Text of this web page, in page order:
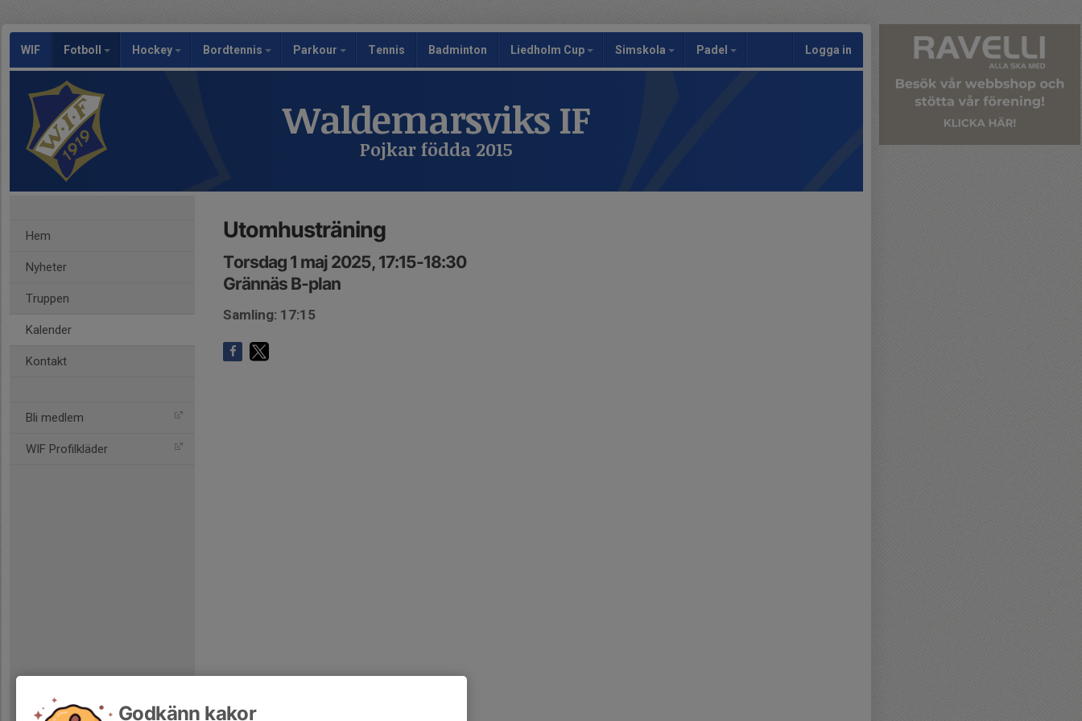
WIF Fotboll Hockey Bordtennis Parkour Tennis Badminton Liedholm Cup Simskola Padel Logga in
Waldemarsviks IF
Pojkar födda 2015
Hem
Nyheter
Truppen
Kalender
Kontakt
Bli medlem
WIF Profilkläder
Utomhusträning
Torsdag 1 maj 2025, 17:15-18:30
Grännäs B-plan
Samling: 17:15
Godkänn kakor